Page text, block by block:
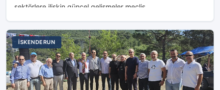
sektörlere ilişkin güncel gelişmeler meclis...
İSKENDERUN